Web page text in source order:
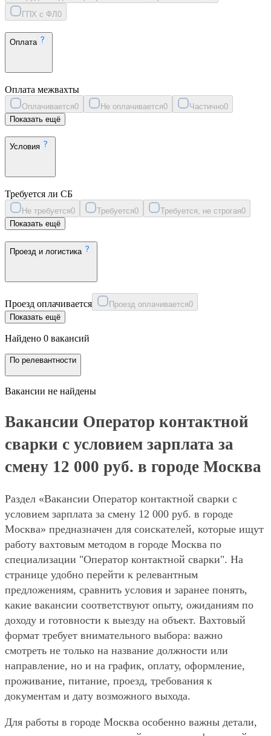
ГПХ с ФЛ 0
Оплата
Оплата межвахты
Оплачивается0 Не оплачивается0 Частично0
Показать ещё
Условия
Требуется ли СБ
Не требуется0 Требуется0 Требуется, не строгая0
Показать ещё
Проезд и логистика
Проезд оплачивается Проезд оплачивается0
Показать ещё
Найдено 0 вакансий
По релевантности
Вакансии не найдены
Вакансии Оператор контактной
сварки с условием зарплата за
смену 12 000 руб. в городе Москва
Раздел «Вакансии Оператор контактной сварки с
условием зарплата за смену 12 000 руб. в городе
Москва» предназначен для соискателей, которые ищут
работу вахтовым методом в городе Москва по
специализации "Оператор контактной сварки". На
странице удобно перейти к релевантным
предложениям, сравнить условия и заранее понять,
какие вакансии соответствуют опыту, ожиданиям по
доходу и готовности к выезду на объект. Вахтовый
формат требует внимательного выбора: важно
смотреть не только на название должности или
направление, но и на график, оплату, оформление,
проживание, питание, проезд, требования к
документам и дату возможного выхода.
Для работы в городе Москва особенно важны детали,